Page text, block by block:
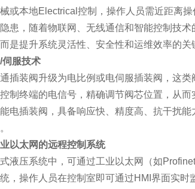
或本地Electrical控制，操作人员需近距离
患，随着物联网、无线通信和智能控制技
是提升系统灵活性、安全性和运维效率的关
伺服技术
插装阀升级为电比例或电伺服插装阀，这
制终端的电信号，精确调节阀芯位置，从而
电插装阀，具备响应快、精度高、抗干扰能
以太网的远程控制系统
液压系统中，可通过工业以太网（如
，操作人员在控制室即可通过HMI界面实时